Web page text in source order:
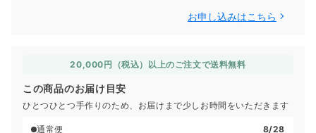
お申し込みはこちら
20,000円（税込）以上のご注文で送料無料
この商品のお届け目安
ひとつひとつ手作りのため、お届けまで少しお時間をいただきます
通常便
8/28